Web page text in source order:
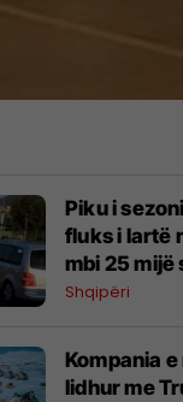
Piku i
fluks i lartë
mbi 25 mijë
të Kosovës
në vetëm
Shqipëri
Kompania
lidhur me